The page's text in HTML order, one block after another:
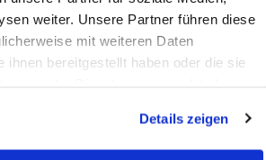
weiter. Unsere Partner führen diese
mit weiteren Daten
ihnen bereitgestellt haben oder die sie
Details zeigen
Widerrufsrecht
Datenschutz
Disclaimer